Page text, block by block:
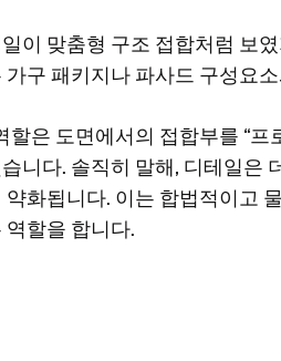
이 맞춤형 구조 접합처럼 보
가구 패키지나 파사드 구성요
할은 도면에서의 접합부를 “
니다. 솔직히 말해, 디테일은
화됩니다. 이는 합법적이고
할을 합니다.